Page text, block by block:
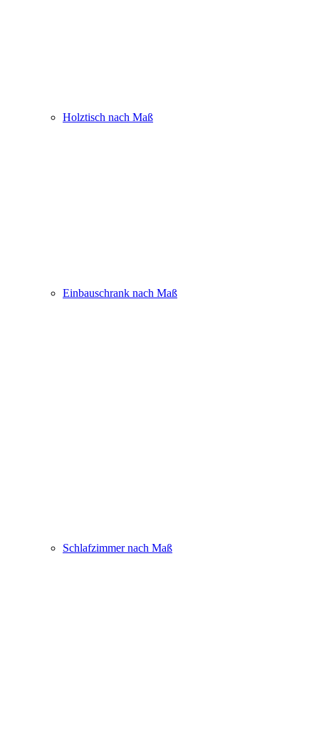
Holztisch nach Maß
Einbauschrank nach Maß
Schlafzimmer nach Maß